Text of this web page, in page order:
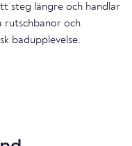
steg längre och handlar
rutschbanor och
badupplevelse.